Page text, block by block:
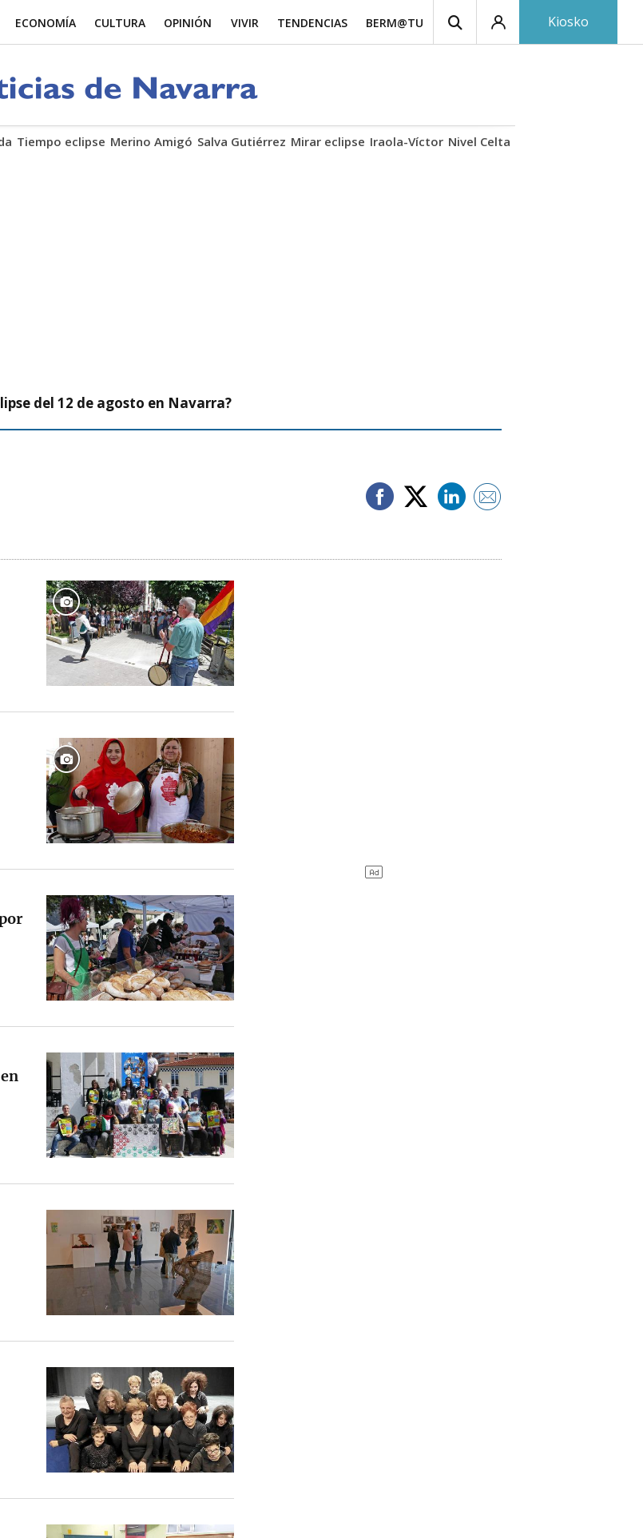
Tiempo eclipse Merino Amigó Salva Gutiérrez Mirar eclipse Iraola-Víctor Nivel Celta
ECONOMÍA CULTURA OPINIÓN VIVIR TENDENCIAS BERM@TU Kiosko
del 12 de agosto en Navarra?